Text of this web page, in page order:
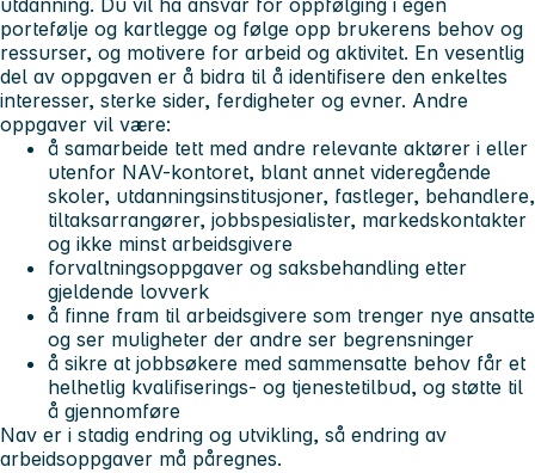
utdanning. Du vil ha ansvar for oppfølging i egen
portefølje og kartlegge og følge opp brukerens behov og
ressurser, og motivere for arbeid og aktivitet. En vesentlig
del av oppgaven er å bidra til å identifisere den enkeltes
interesser, sterke sider, ferdigheter og evner. Andre
oppgaver vil være:
å samarbeide tett med andre relevante aktører i eller
utenfor NAV-kontoret, blant annet videregående
skoler, utdanningsinstitusjoner, fastleger, behandlere,
tiltaksarrangører, jobbspesialister, markedskontakter
og ikke minst arbeidsgivere
forvaltningsoppgaver og saksbehandling etter
gjeldende lovverk
å finne fram til arbeidsgivere som trenger nye ansatte
og ser muligheter der andre ser begrensninger
å sikre at jobbsøkere med sammensatte behov får et
helhetlig kvalifiserings- og tjenestetilbud, og støtte til
å gjennomføre
Nav er i stadig endring og utvikling, så endring av
arbeidsoppgaver må påregnes.